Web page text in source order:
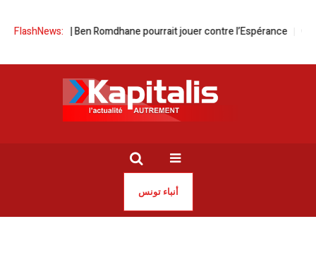
FlashNews:
Al Ahly | Ben Romdhane pourrait jouer contre l’Espérance Ce
أنباء تونس